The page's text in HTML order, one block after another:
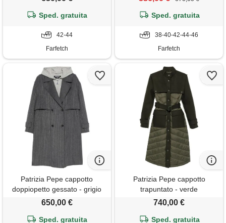
Sped. gratuita
42-44
Farfetch
Sped. gratuita
38-40-42-44-46
Farfetch
Patrizia Pepe cappotto
doppiopetto gessato - grigio
650,00 €
Sped. gratuita
Patrizia Pepe cappotto
trapuntato - verde
740,00 €
Sped. gratuita